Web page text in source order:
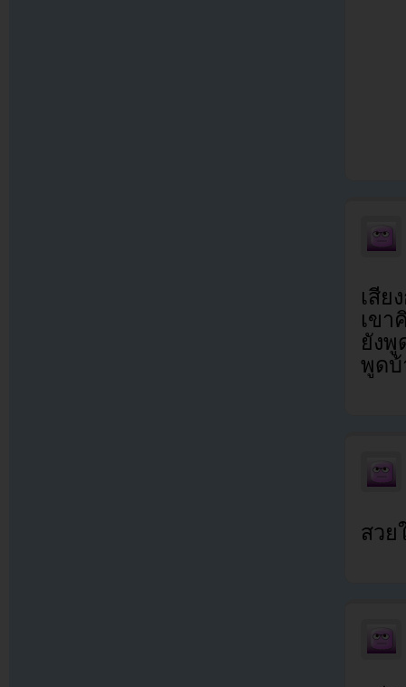
เสีย
เขา
ยังพู
พูดบ้
สวย